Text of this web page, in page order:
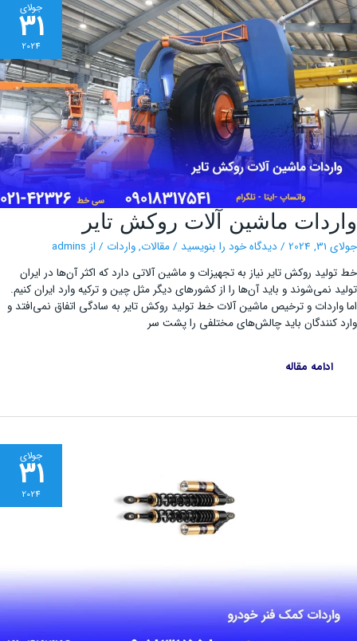
ماشین آلات روکش تایر
2024
/دیدگاه‌ خود را بنویسید/مقالات,واردات/ از admins
روکش تایر نیاز به تجهیزات و ماشین آلاتی دارد که اکثر آن‌ها در ایران
نمی‌شوند و باید آن‌ها را از کشورهای دیگر مثل چین و ترکیه وارد ایران کنیم.
و ترخیص ماشین آلات خط تولید روکش ‌تایر به سادگی اتفاق نمی‌افتد و
کنندگان باید چالش‌های مختلفی را پشت سر
واردات
ماشین
آلات
روکش
تایر
ادامه مقاله
جولای
31
2024
جولای
31
2024